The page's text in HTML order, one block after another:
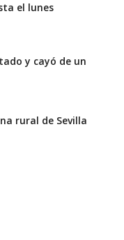
el lunes
y cayó de un
rural de Sevilla